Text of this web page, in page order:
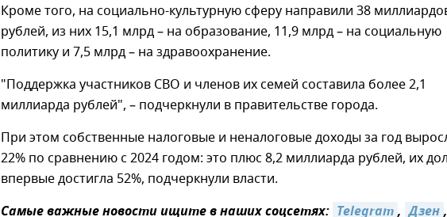
Кроме того, на социально-культурную сферу направили 38
рублей, из них 15,1 млрд – на образование, 11,9 млрд – на социальную
политику и 7,5 млрд – на здравоохранение.
"Поддержка участников СВО и членов их семей составила более 2,1
миллиарда рублей", – подчеркнули в правительстве города.
При этом собственные налоговые и неналоговые доходы за год
22% по сравнению с 2024 годом: это плюс 8,2 миллиарда рублей, их
впервые достигла 52%, подчеркнули власти.
Самые важные новости ищите в наших соцсетях: Telegram, Дзен,